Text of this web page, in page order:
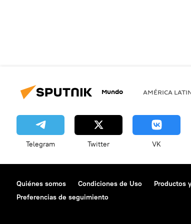
Mundo AMÉRICA
Telegram Twitter VK
Quiénes somos Condiciones de Uso Productos
Preferencias de seguimiento